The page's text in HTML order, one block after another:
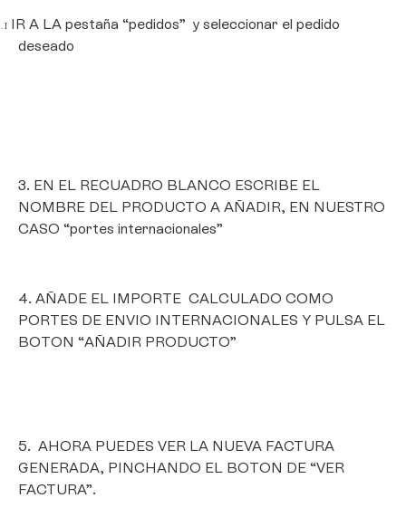
I IR A LA pestaña “pedidos” y seleccionar el pedido
deseado
3. EN EL RECUADRO BLANCO ESCRIBE EL
NOMBRE DEL PRODUCTO A AÑADIR, EN NUESTRO
CASO “portes internacionales”
4. AÑADE EL IMPORTE CALCULADO COMO
PORTES DE ENVIO INTERNACIONALES Y PULSA EL
BOTON “AÑADIR PRODUCTO”
5. AHORA PUEDES VER LA NUEVA FACTURA
GENERADA, PINCHANDO EL BOTON DE “VER
FACTURA”.